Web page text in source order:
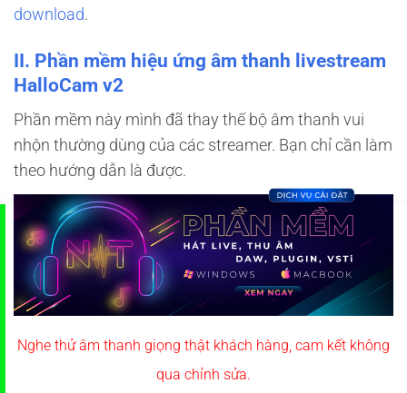
download.
II. Phần mềm hiệu ứng âm thanh livestream
HalloCam v2
Phần mềm này mình đã thay thế bộ âm thanh vui
nhộn thường dùng của các streamer. Bạn chỉ cần làm
theo hướng dẫn là được.
Nghe thử âm thanh giọng thật khách hàng, cam kết không
qua chỉnh sửa.